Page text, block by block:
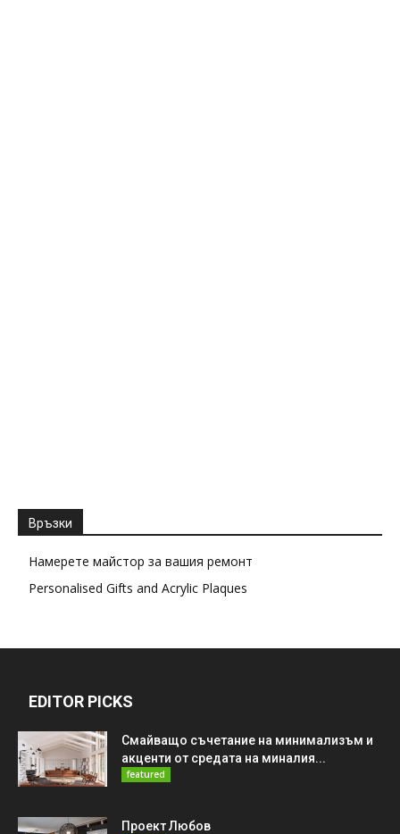
Връзки
Намерете майстор за вашия ремонт
Personalised Gifts and Acrylic Plaques
EDITOR PICKS
Смайващо съчетание на минимализъм и
акценти от средата на миналия...
featured
Проект Любов